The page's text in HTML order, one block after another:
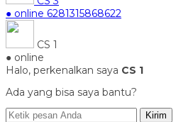
● online 6281315868622
CS 1
● online
Halo, perkenalkan saya CS 1
Ada yang bisa saya bantu?
Kirim